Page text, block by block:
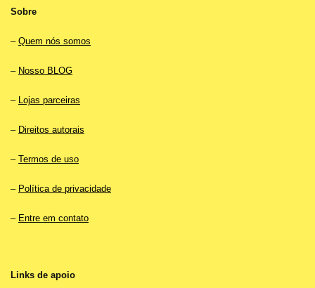
Sobre
– Quem nós somos
– Nosso BLOG
– Lojas parceiras
– Direitos autorais
– Termos de uso
– Política de privacidade
– Entre em contato
Links de apoio